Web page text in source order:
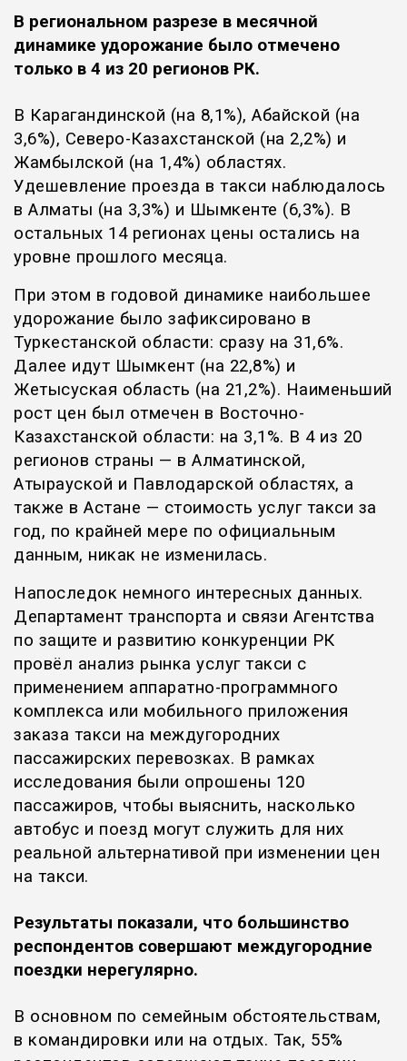
В региональном разрезе в месячной
динамике удорожание было отмечено
только в 4 из 20 регионов РК.
В Карагандинской (на 8,1%), Абайской (на
3,6%), Северо-Казахстанской (на 2,2%) и
Жамбылской (на 1,4%) областях.
Удешевление проезда в такси наблюдалось
в Алматы (на 3,3%) и Шымкенте (6,3%). В
остальных 14 регионах цены остались на
уровне прошлого месяца.
При этом в годовой динамике наибольшее
удорожание было зафиксировано в
Туркестанской области: сразу на 31,6%.
Далее идут Шымкент (на 22,8%) и
Жетысуская область (на 21,2%). Наименьший
рост цен был отмечен в Восточно-
Казахстанской области: на 3,1%. В 4 из 20
регионов страны — в Алматинской,
Атырауской и Павлодарской областях, а
также в Астане — стоимость услуг такси за
год, по крайней мере по официальным
данным, никак не изменилась.
Напоследок немного интересных данных.
Департамент транспорта и связи Агентства
по защите и развитию конкуренции РК
провёл анализ рынка услуг такси с
применением аппаратно-программного
комплекса или мобильного приложения
заказа такси на междугородних
пассажирских перевозках. В рамках
исследования были опрошены 120
пассажиров, чтобы выяснить, насколько
автобус и поезд могут служить для них
реальной альтернативой при изменении цен
на такси.
Результаты показали, что большинство
респондентов совершают междугородние
поездки нерегулярно.
В основном по семейным обстоятельствам,
в командировки или на отдых. Так, 55%